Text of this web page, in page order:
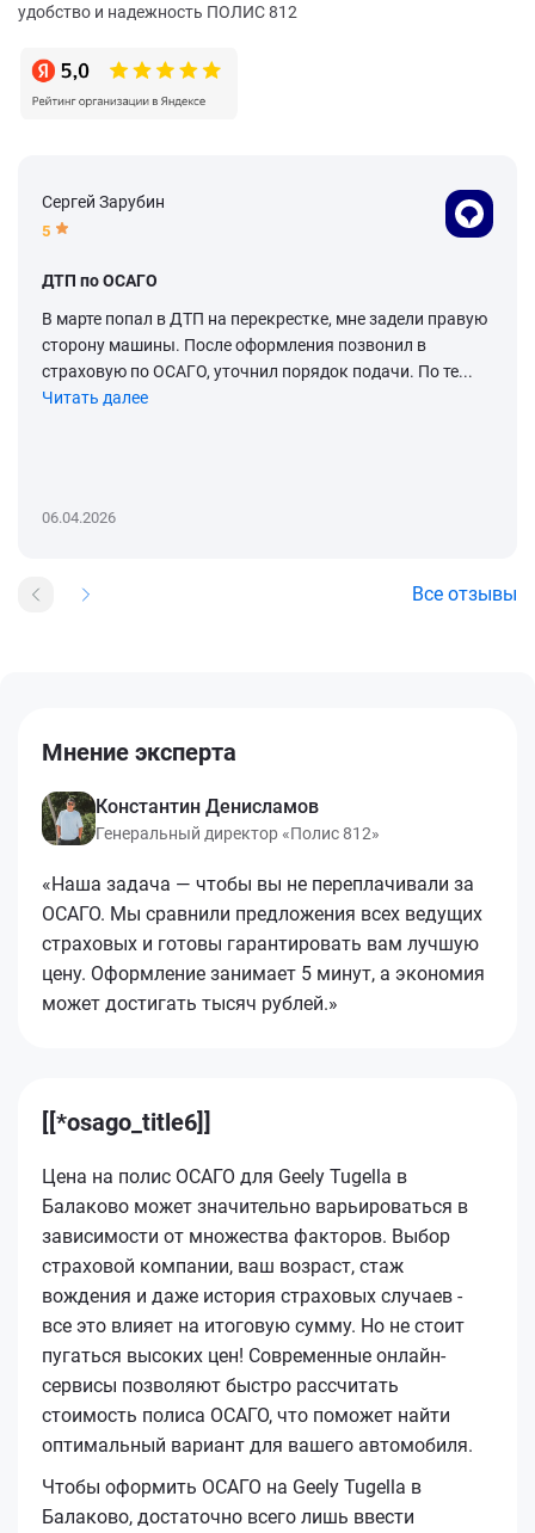
удобство и надежность ПОЛИС 812
Сергей Зарубин
5
ДТП по ОСАГО
В марте попал в ДТП на перекрестке, мне задели правую
сторону машины. После оформления позвонил в
страховую по ОСАГО, уточнил порядок подачи. По те...
Читать далее
06.04.2026
Все отзывы
Мнение эксперта
Константин Денисламов
Генеральный директор «Полис 812»
«Наша задача — чтобы вы не переплачивали за
ОСАГО. Мы сравнили предложения всех ведущих
страховых и готовы гарантировать вам лучшую
цену. Оформление занимает 5 минут, а экономия
может достигать тысяч рублей.»
[[*osago_title6]]
Цена на полис ОСАГО для Geely Tugella в
Балаково может значительно варьироваться в
зависимости от множества факторов. Выбор
страховой компании, ваш возраст, стаж
вождения и даже история страховых случаев -
все это влияет на итоговую сумму. Но не стоит
пугаться высоких цен! Современные онлайн-
сервисы позволяют быстро рассчитать
стоимость полиса ОСАГО, что поможет найти
оптимальный вариант для вашего автомобиля.
Чтобы оформить ОСАГО на Geely Tugella в
Балаково, достаточно всего лишь ввести